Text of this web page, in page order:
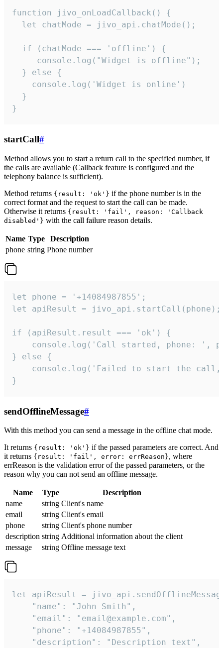
function jivo_onLoadCallback() {
  let chatMode = jivo_api.chatMode();
  if (chatMode === 'offline') {
     console.log("Widget is offline");
  } else {
    console.log('Widget is online')
  }
}
startCall#
Method allows you to start a return call to the specified number, if
the calls are available (Callback feature is configured and the
telephony balance is sufficient).
Method returns {result: 'ok'} if the phone number is in the
correct format and the request to start the call can be made.
Otherwise it returns {result: 'fail', reason: 'Callback
disabled'} with the call failure reason details.
Name Type
Description
phone string Phone number
let phone = '+14084987855';
let apiResult = jivo_api.startCall(phone);
if (apiResult.result === 'ok') {
console.log('Call started, phone: ',
} else {
console.log('Failed to start the
}
sendOfflineMessage#
With this method you can send a message in the offline chat mode.
It returns {result: 'ok'} if the passed parameters are correct. And
it returns {result: 'fail', error: errReason}, where
errReason is the validation error of the passed parameters, or the
reason why you can not send an offline message.
Name Type
Description
name
string Client's name
email
string Client's email
phone
string Client's phone number
description string Additional information about the client
message
string Offline message text
let apiResult =
    "name": "John Smith",
    "email": "email@example.com",
    "phone": "+14084987855",
    "description": "Description text",